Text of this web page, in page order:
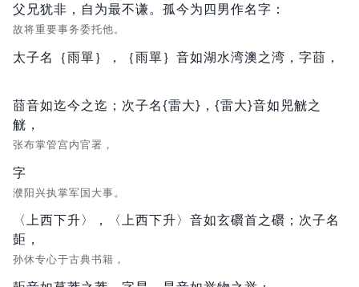
父兄犹非，自为最不谦。孤今为四男作名字：
故将重要事务委托他。
太子名｛雨單｝，｛雨單｝音如湖水湾澳之湾，字莔，
莔音如迄今之迄；次子名{雷大}，{雷大}音如兕觥之
觥，
张布掌管宫内官署，
字
濮阳兴执掌军国大事。
〈上西下升〉，〈上西下升〉音如玄礥首之礥；次子名
壾，
孙休专心于古典书籍，